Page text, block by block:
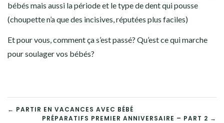
bébés mais aussi la période et le type de dent qui pousse
(choupette n’a que des incisives, réputées plus faciles)
Et pour vous, comment ça s’est passé? Qu’est ce qui marche
pour soulager vos bébés?
← PARTIR EN VACANCES AVEC BÉBÉ
PRÉPARATIFS PREMIER ANNIVERSAIRE – PART 2 →